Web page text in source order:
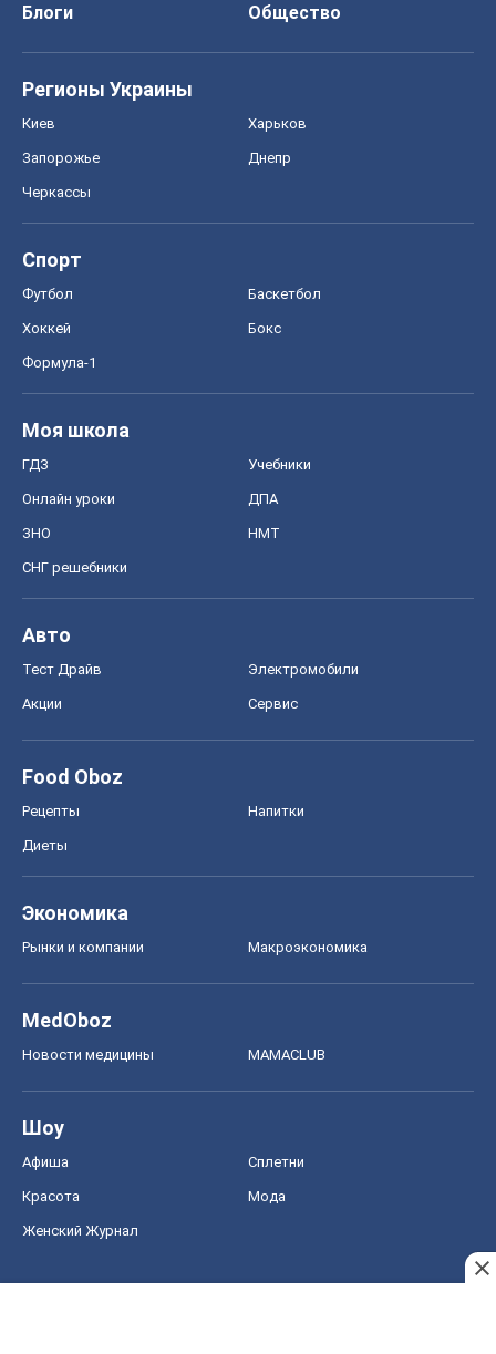
Блоги
Общество
Регионы Украины
Киев Харьков
Запорожье Днепр
Черкассы
Спорт
Футбол Баскетбол
Хоккей Бокс
Формула-1
Моя школа
ГДЗ Учебники
Онлайн уроки ДПА
ЗНО НМТ
СНГ решебники
Авто
Тест Драйв Электромобили
Акции Сервис
Food Oboz
Рецепты Напитки
Диеты
Экономика
Рынки и компании Mакроэкономика
MedOboz
Новости медицины MAMACLUB
Шоу
Афиша Сплетни
Красота Мода
Женский Журнал